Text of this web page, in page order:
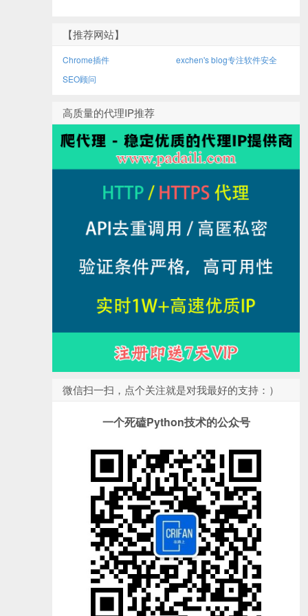
【推荐网站】
Chrome插件
exchen's blog专注软件安全
SEO顾问
高质量的代理IP推荐
微信扫一扫，点个关注就是对我最好的支持：）
一个死磕Python技术的公众号